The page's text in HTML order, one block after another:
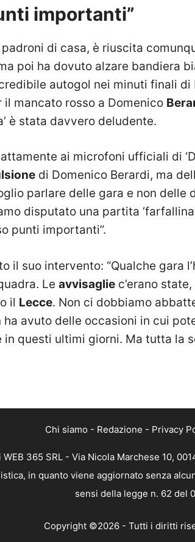
importanti”
di casa, è riuscita
poi ha dovuto alzare bandiera
autogol nei minuti finali di
mancato rosso a Domenico
è stata davvero deludente.
ai microfoni ufficiali di
di Domenico Berardi, ma
parlare delle gara e non delle
disputato una partita
punti importanti”.
il suo intervento: “Qualche gara
Le avvisaglie c’erano
il Lecce. Non ci dobbiamo
ha avuto delle occasioni in cui
in questi ultimi giorni. Ma tutta la
Chi siamo - Redazione - Privacy
365 SRL - Via Nicola Marchese 10,
in quanto viene aggiornato senza
sensi della legge n. 62 del
Copyright ©2026 - Tutti i diritti